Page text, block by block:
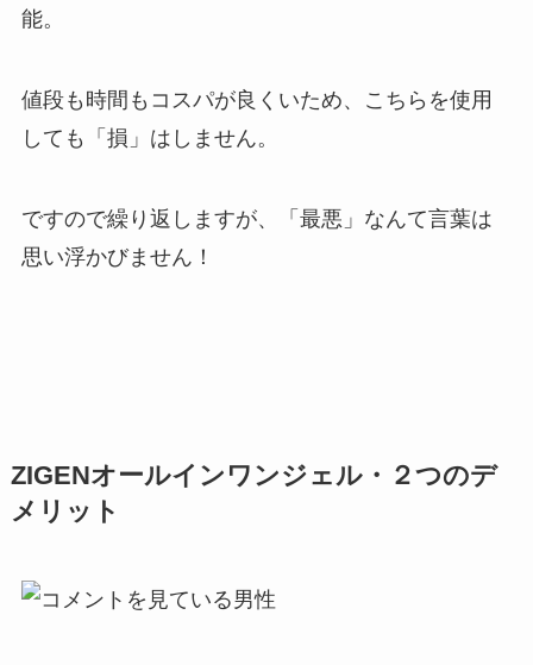
能。
値段も時間もコスパが良くいため、こちらを使用
しても
「損」はしません。
ですので繰り返しますが、「最悪」なんて言葉は
思い浮かびません！
ZIGENオールインワンジェル・２つのデ
メリット